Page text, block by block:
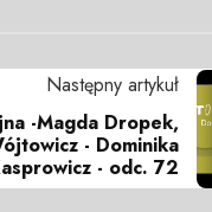
Następny artykuł
-Magda Dropek,
- Dominika
- odc. 72